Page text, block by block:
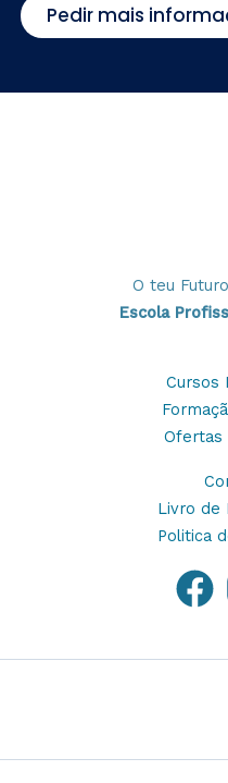
Pedir mais
O teu
Escola
Cursos
Ofertas
Livro de
Politica